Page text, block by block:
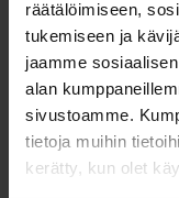
räätälöimiseen,
tukemiseen ja
jaamme
alan
sivustoamme.
tietoja muihin
kerätty, kun olet